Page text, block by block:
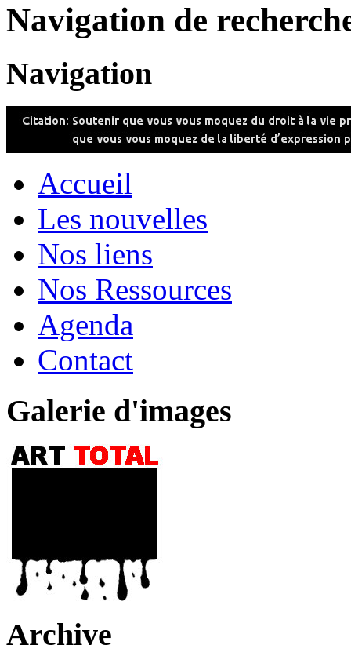
Navigation de
Navigation
Accueil
Les nouvelles
Nos liens
Nos Ressources
Agenda
Contact
Galerie d'images
Archive